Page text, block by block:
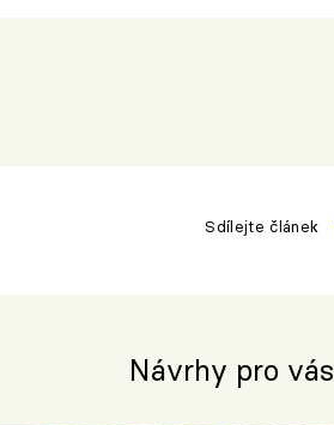
Sdílejte článek
Návrhy pro vás